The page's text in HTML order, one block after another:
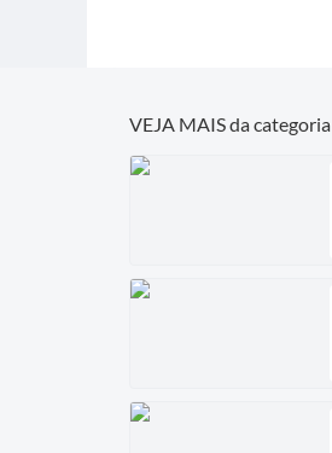
VEJA MAIS da categoria